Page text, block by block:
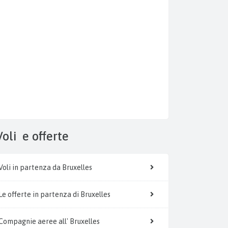
Voli e offerte
in partenza da Bruxelles
offerte in partenza di Bruxelles
aeree all' Bruxelles